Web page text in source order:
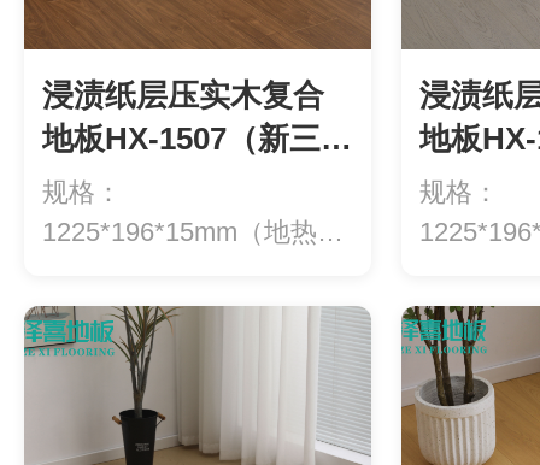
浸渍纸层压实木复合
地板HX-1507（新三
层）
规格：
1225*196*15mm（地热专
浸渍纸
地板
层）
规格：